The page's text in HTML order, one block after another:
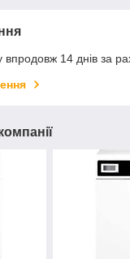
14 днів за